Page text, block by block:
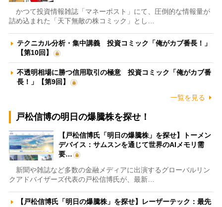
かつて投資情報雑誌「マネーポスト」にて、圧倒的な情報量が
詰め込まれた「天下無敵の株コミック」とし…
テクニカル分析・集中講義 投資コミック「俺がカブ番長！」
【第10回】
不透明相場に勝つ信用取引の極意 投資コミック「俺がカブ番
長！」【第9回】
一覧を見る
戸松信博の明日の爆騰株を探せ！
【戸松信博氏「明日の爆騰株」を探せ】トーメン
デバイス：サムスンを通じて世界のAIメモリ需
要…
新聞や雑誌など多数の金融メディアに出演するグローバルリン
クアドバイザーズ代表の戸松信博氏が、最新…
【戸松信博氏「明日の爆騰株」を探せ】レーザーテック：最先